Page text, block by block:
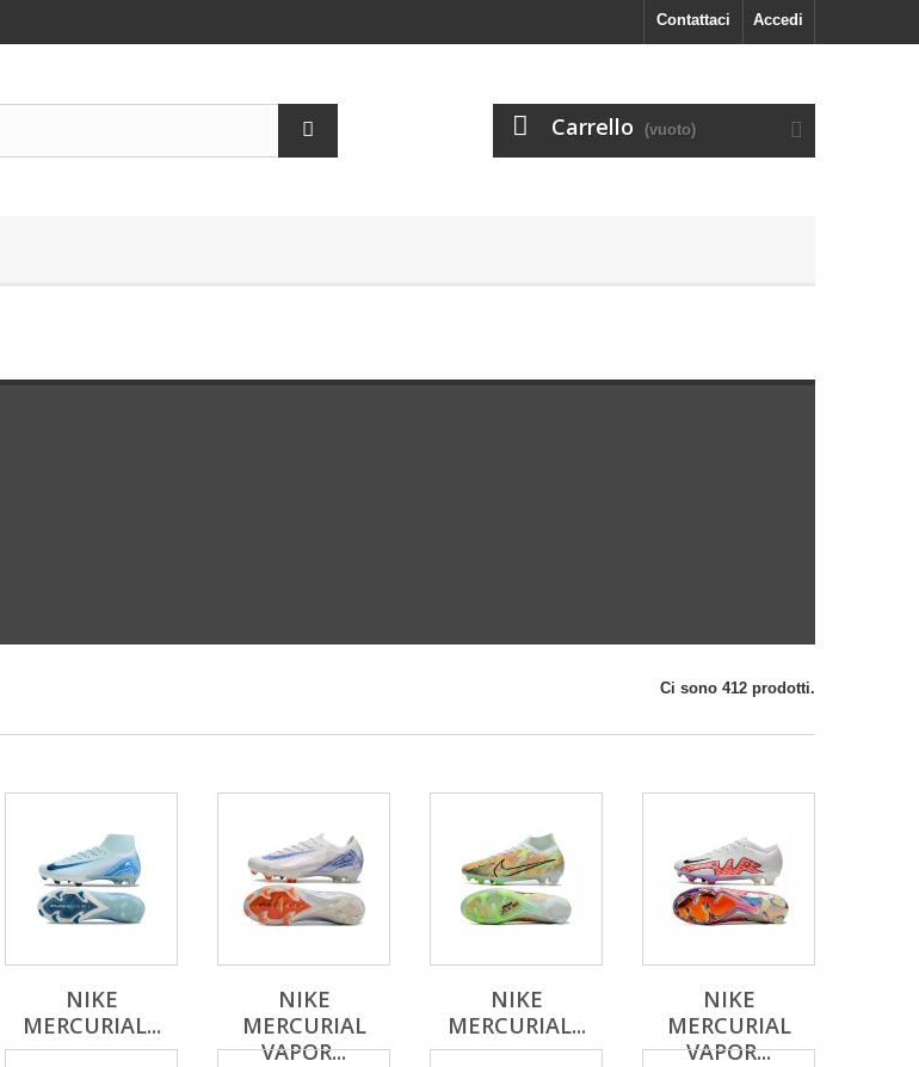
Accedi
Contattaci
Carrello (vuoto)
Ci sono 412 prodotti.
NIKE
MERCURIAL...
NIKE
MERCURIAL
VAPOR...
NIKE
MERCURIAL...
NIKE
MERCURIAL
VAPOR...